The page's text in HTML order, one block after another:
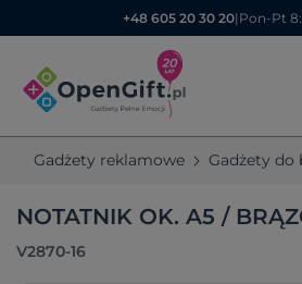
+48 605 20 30 20| Pon-Pt
Gadżety reklamowe Gadżety do
NOTATNIK OK. A5 /
V2870-16